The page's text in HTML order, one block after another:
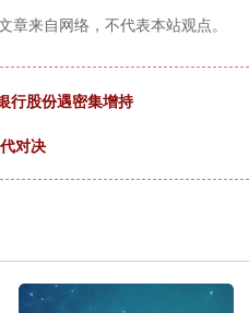
章来自网络，不代表本站观点。
行股份遇密集增持
对决